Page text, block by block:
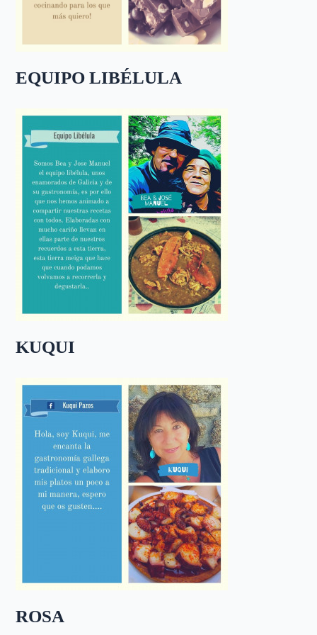
EQUIPO LIBÉLULA
KUQUI
ROSA